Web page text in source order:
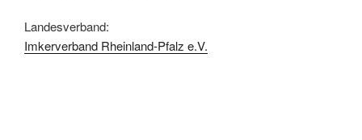
Landesverband:
Imkerverband Rheinland-Pfalz e.V.